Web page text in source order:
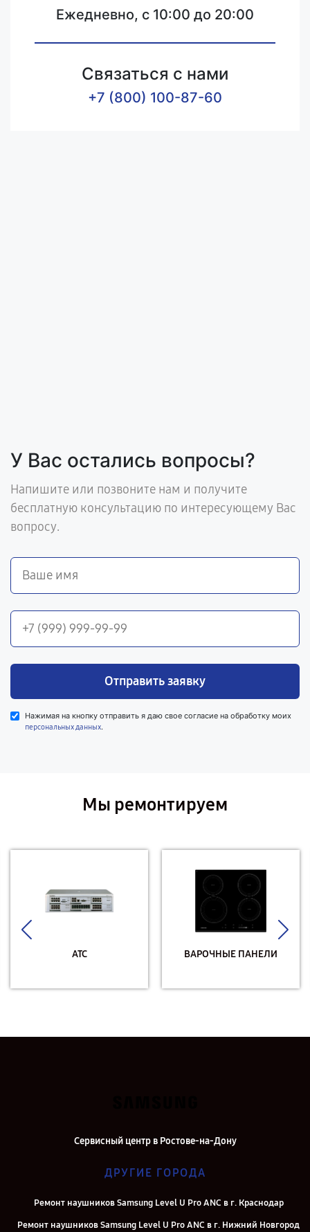
Ежедневно, с 10:00 до 20:00
Связаться с нами
+7 (800) 100-87-60
У Вас остались вопросы?
Напишите или позвоните нам и получите
бесплатную консультацию по интересующему Вас
вопросу.
Отправить заявку
Нажимая на кнопку отправить я даю свое согласие на обработку моих
персональных данных.
Мы ремонтируем
АТС ВАРОЧНЫЕ ПАНЕЛИ
Сервисный центр в Ростове-на-Дону
ДРУГИЕ ГОРОДА
Ремонт наушников Samsung Level U Pro ANC в г. Краснодар
Ремонт наушников Samsung Level U Pro ANC в г. Нижний Новгород